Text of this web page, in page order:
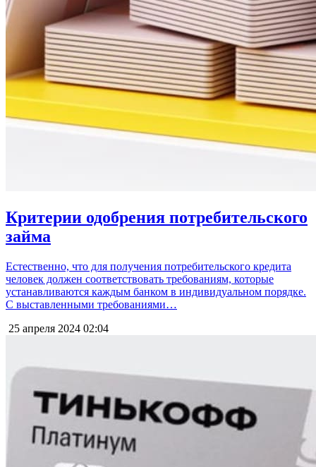
Критерии одобрения потребительского
займа
Естественно, что для получения потребительского кредита
человек должен соответствовать требованиям, которые
устанавливаются каждым банком в индивидуальном порядке.
С выставленными требованиями…
25 апреля 2024 02:04